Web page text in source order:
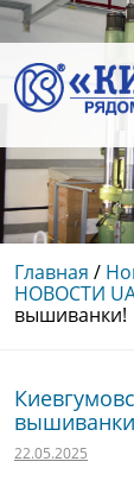
Главная /
НОВОСТИ
вышиванки!
22.05.2025